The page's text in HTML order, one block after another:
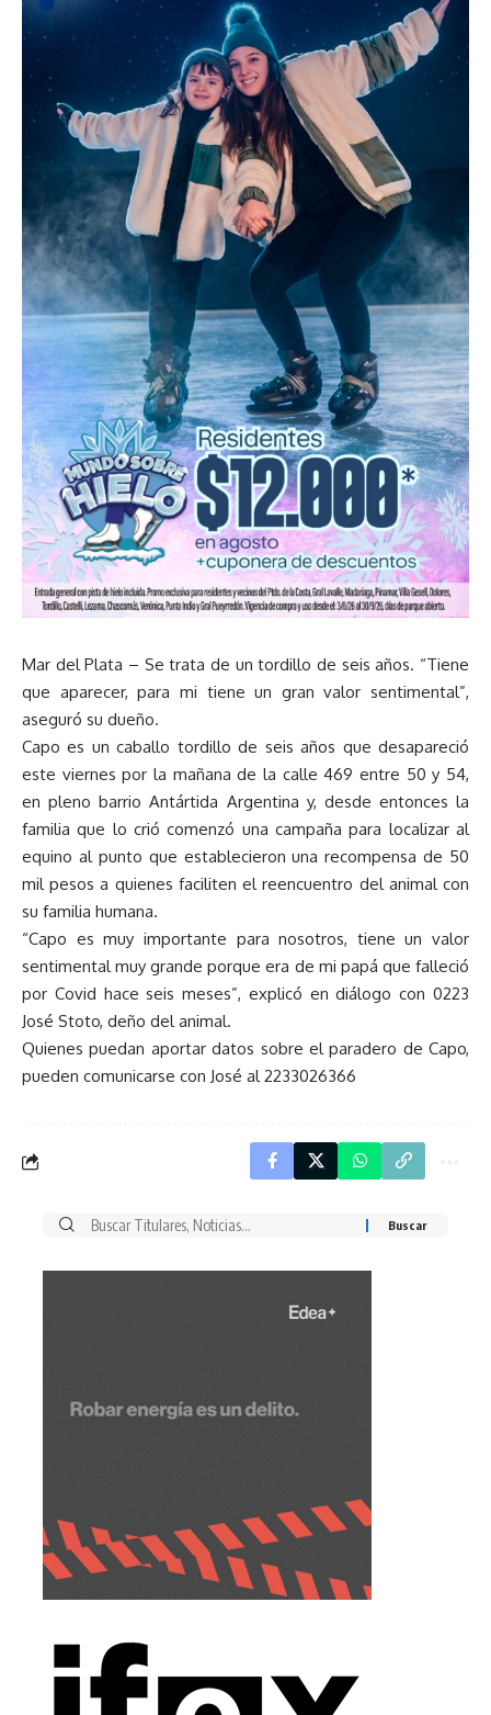
Mar del Plata – Se trata de un tordillo de seis años. “Tiene
que aparecer, para mi tiene un gran valor sentimental”,
aseguró su dueño.
Capo es un caballo tordillo de seis años que desapareció
este viernes por la mañana de la calle 469 entre 50 y 54,
en pleno barrio Antártida Argentina y, desde entonces la
familia que lo crió comenzó una campaña para localizar al
equino al punto que establecieron una recompensa de 50
mil pesos a quienes faciliten el reencuentro del animal con
su familia humana.
“Capo es muy importante para nosotros, tiene un valor
sentimental muy grande porque era de mi papá que falleció
por Covid hace seis meses”, explicó en diálogo con 0223
José Stoto, deño del animal.
Quienes puedan aportar datos sobre el paradero de Capo,
pueden comunicarse con José al 2233026366
Buscar